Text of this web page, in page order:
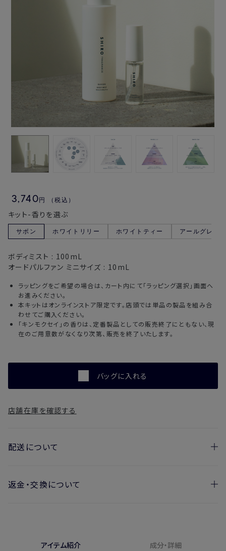
3,740円 （税込）
キット-香りを選ぶ
サボン ホワイトリリー ホワイトティー アールグレイ
ボディミスト : 100mL
オードパルファン ミニサイズ : 10mL
ラッピングをご希望の場合は、カート内にて「ラッピング選択」画面へ
お進みください。
本キットはオンラインストア限定です。店頭では単品の製品を組み合
わせてご購入ください。
「キンモクセイ」の香りは、定番製品としての販売終了にともない、現
在のご用意数がなくなり次第、販売を終了いたします。
バッグに入れる
店舗在庫を確認する
配送について
お届け日の目安
※新製品（限定製品）は除きます。
返金・交換について
合、期間内*であれば、返金・交換サービスをご利用いただけ
アイテム紹介 成分・詳細